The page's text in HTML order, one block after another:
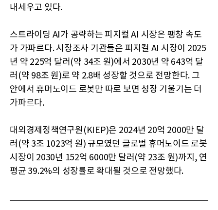
내세우고 있다.
스트라이딩 AI가 공략하는 피지컬 AI 시장은 팽창 속도
가 가파르다. 시장조사 기관들은 피지컬 AI 시장이 2025
년 약 225억 달러(약 34조 원)에서 2030년 약 643억 달
러(약 98조 원)로 약 2.8배 성장할 것으로 전망한다. 그
안에서 휴머노이드 로봇만 따로 보면 성장 기울기는 더
가파르다.
대외경제정책연구원(KIEP)은 2024년 20억 2000만 달
러(약 3조 1023억 원) 규모였던 글로벌 휴머노이드 로봇
시장이 2030년 152억 6000만 달러(약 23조 원)까지, 연
평균 39.2%의 성장률로 확대될 것으로 전망했다.